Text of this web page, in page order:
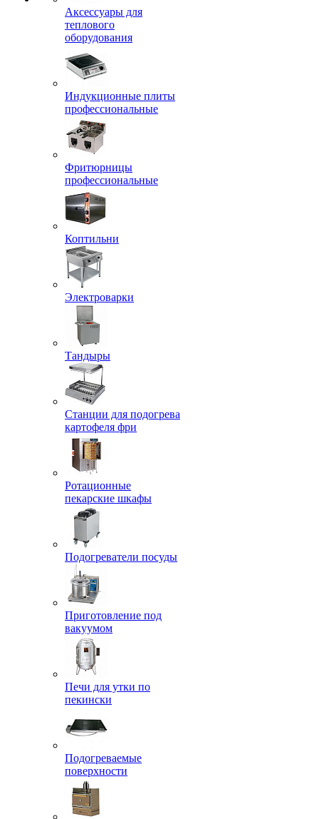
Аксессуары для
теплового
оборудования
Индукционные плиты
профессиональные
Фритюрницы
профессиональные
Коптильни
Электроварки
Тандыры
Станции для подогрева
картофеля фри
Ротационные
пекарские шкафы
Подогреватели посуды
Приготовление под
вакуумом
Печи для утки по
пекински
Подогреваемые
поверхности